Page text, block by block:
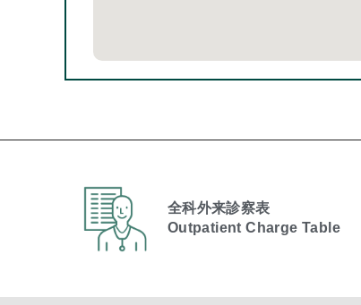
全科外来診察表
Outpatient Charge Table​